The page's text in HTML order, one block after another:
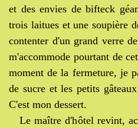
et des envies de bifteck
trois laitues et une soupière
contenter d'un grand verre
m'accommode pourtant de
moment de la fermeture, je
de sucre et les petits
C'est mon dessert.
Le maître d'hôtel revint,